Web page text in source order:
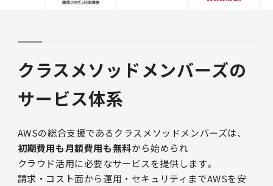
クラスメソッドメンバーズの
サービス体系
AWSの総合支援であるクラスメソッドメンバーズは、
初期費用も月額費用も無料から始められ
クラウド活用に必要なサービスを提供します。
請求・コスト面から運用・セキュリティまでAWSを安